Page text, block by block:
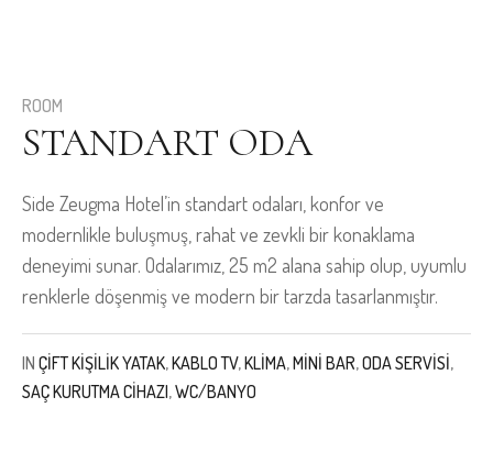
ROOM
STANDART ODA
Side Zeugma Hotel’in standart odaları, konfor ve
modernlikle buluşmuş, rahat ve zevkli bir konaklama
deneyimi sunar. Odalarımız, 25 m2 alana sahip olup, uyumlu
renklerle döşenmiş ve modern bir tarzda tasarlanmıştır.
IN ÇIFT KIŞILIK YATAK,KABLO TV,KLIMA,MINI BAR,ODA SERVISI,
SAÇ KURUTMA CIHAZI,WC/BANYO